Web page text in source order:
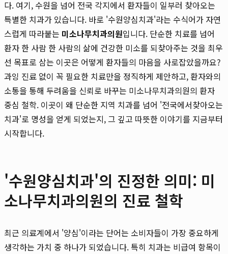
다. 여기, 수원을 넘어 전국 각지에서 환자들이 일부러 찾아오는
특별한 치과가 있습니다. 바로 '수원양심치과'라는 수식어가 자연
스럽게 따라붙는 미소나무치과의원입니다. 단순한 치료를 넘어
환자 한 사람 한 사람의 삶에 건강한 미소를 되찾아주는 것을 최우
선 목표로 삼는 이곳은 어떻게 환자들의 마음을 사로잡았을까요?
과잉 진료 없이 꼭 필요한 치료만을 정직하게 제안하고, 환자와의
소통을 통해 두려움을 신뢰로 바꾸는 미소나무치과의원의 환자
중심 철학. 이곳이 왜 단순한 지역 치과를 넘어 '전국에서찾아오는
치과'로 명성을 얻게 되었는지, 그 깊고 따뜻한 이야기를 지금부터
시작합니다.
'수원양심치과'의 진정한 의미: 미
소나무치과의원의 진료 철학
최근 의료계에서 '양심'이라는 단어는 소비자들이 가장 중요하게
생각하는 가치 중 하나가 되었습니다. 특히 치과는 비급여 항목이